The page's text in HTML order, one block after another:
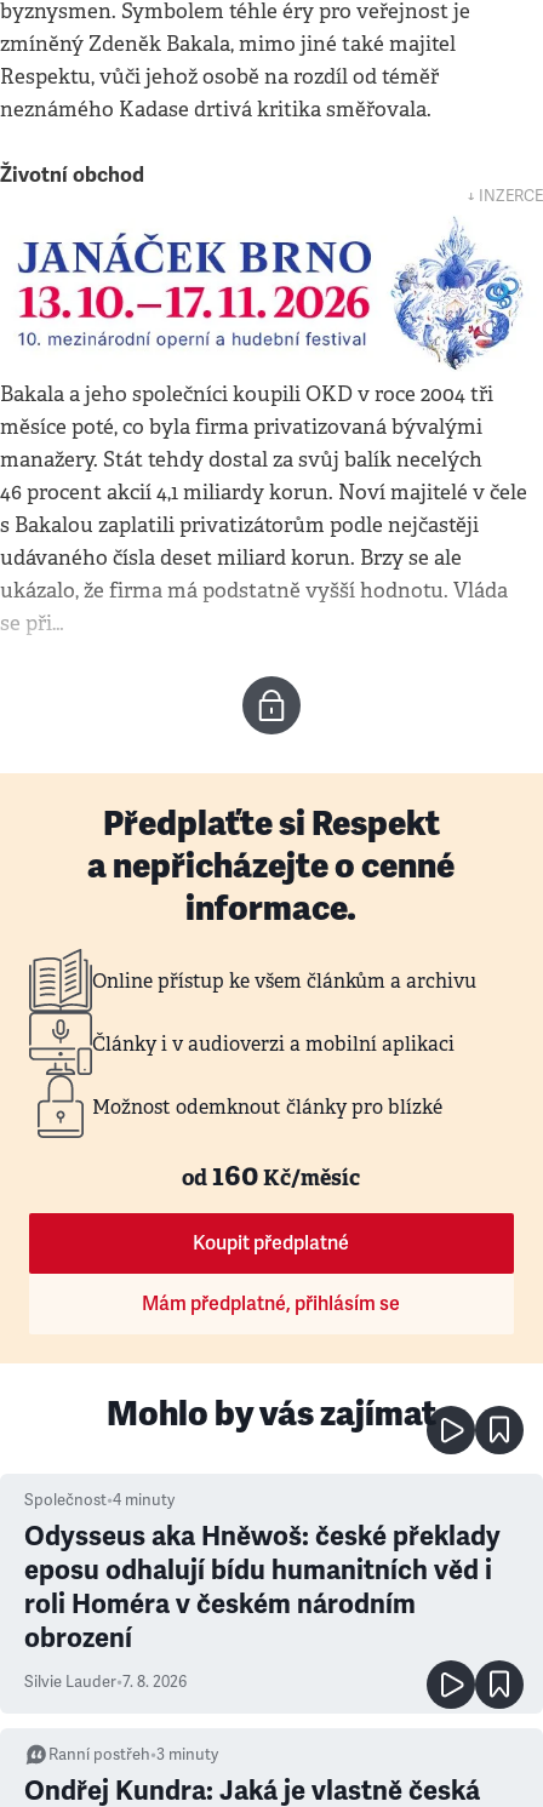
byznysmen. Symbolem téhle éry pro veřejnost je
zmíněný Zdeněk Bakala, mimo jiné také majitel
Respektu, vůči jehož osobě na rozdíl od téměř
neznámého Kadase drtivá kritika směřovala.
Životní obchod
↓ INZERCE
Bakala a jeho společníci koupili OKD v roce 2004 tři
měsíce poté, co byla firma privatizovaná bývalými
manažery. Stát tehdy dostal za svůj balík necelých
46 procent akcií 4,1 miliardy korun. Noví majitelé v čele
s Bakalou zaplatili privatizátorům podle nejčastěji
udávaného čísla deset miliard korun. Brzy se ale
ukázalo, že firma má podstatně vyšší hodnotu. Vláda
se při…
Předplaťte si Respekt
a nepřicházejte o cenné
informace.
Online přístup ke všem článkům a archivu
Články i v audioverzi a mobilní aplikaci
Možnost odemknout články pro blízké
od160Kč/měsíc
Koupit předplatné
Mám předplatné, přihlásím se
Mohlo by vás zajímat
Společnost•4 minuty
Odysseus aka Hněwoš: české překlady
eposu odhalují bídu humanitních věd i
roli Homéra v českém národním
obrození
Silvie Lauder•7. 8. 2026
Ranní postřeh•3 minuty
Ondřej Kundra: Jaká je vlastně česká